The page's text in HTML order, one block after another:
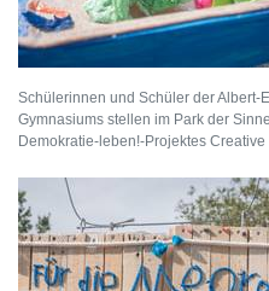
Schülerinnen und Schüler der Albert-
Gymnasiums stellen im Park der
Demokratie-leben!-Projektes Creative